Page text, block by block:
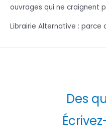
ouvrages qui ne craignent
Librairie Alternative : parce
Des